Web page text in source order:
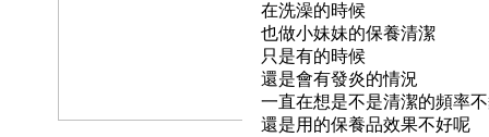
在洗澡的時候
也做小妹妹的保養清潔
只是有的時候
還是會有發炎的情況
一直在想是不是清潔的頻率
還是用的保養品效果不好呢